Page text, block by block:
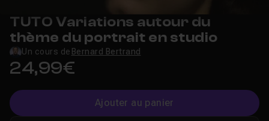
TUTO Variations autour du
thème du portrait en studio
Un cours de Bernard Bertrand
24,99€
Ajouter au panier